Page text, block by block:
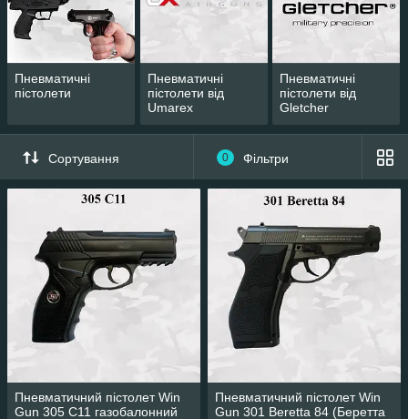
Пневматичні
пістолети
Пневматичні
пістолети від
Umarex
Пневматичні
пістолети від
Gletcher
Сортування 0 Фільтри
Пневматичний пістолет Win
Gun 305 C11 газобалонний
Пневматичний пістолет Win
Gun 301 Beretta 84 (Беретта